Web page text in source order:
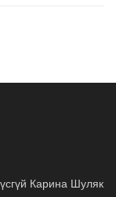
Карина Шуляк